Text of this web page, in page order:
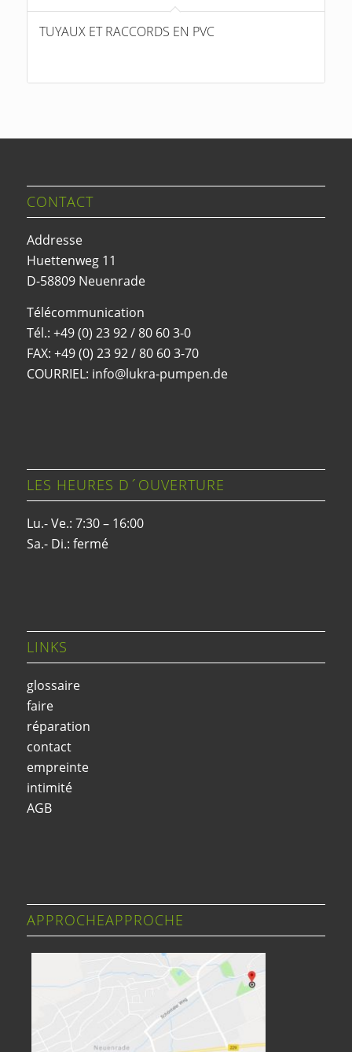
TUYAUX ET RACCORDS EN PVC
CONTACT
Addresse
Huettenweg 11
D-58809 Neuenrade
Télécommunication
Tél.: +49 (0) 23 92 / 80 60 3-0
FAX: +49 (0) 23 92 / 80 60 3-70
COURRIEL: info@lukra-pumpen.de
LES HEURES D´OUVERTURE
Lu.- Ve.: 7:30 – 16:00
Sa.- Di.: fermé
LINKS
glossaire
faire
réparation
contact
empreinte
intimité
AGB
APPROCHEAPPROCHE